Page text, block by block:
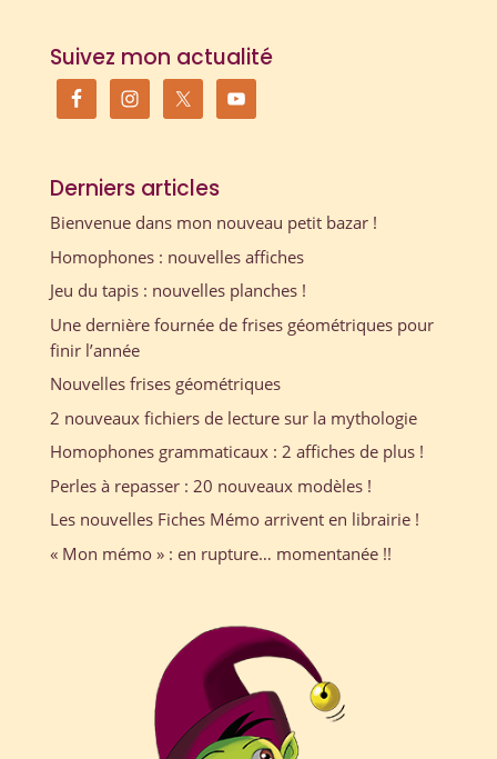
Suivez mon actualité
Derniers articles
Bienvenue dans mon nouveau petit bazar !
Homophones : nouvelles affiches
Jeu du tapis : nouvelles planches !
Une dernière fournée de frises géométriques pour
finir l’année
Nouvelles frises géométriques
2 nouveaux fichiers de lecture sur la mythologie
Homophones grammaticaux : 2 affiches de plus !
Perles à repasser : 20 nouveaux modèles !
Les nouvelles Fiches Mémo arrivent en librairie !
« Mon mémo » : en rupture… momentanée !!